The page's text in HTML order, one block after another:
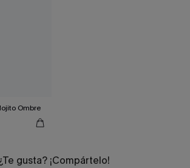
Ombre
gusta? ¡Compártelo!